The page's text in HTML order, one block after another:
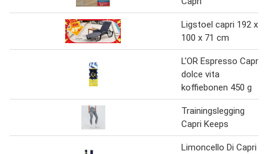
Ligstoel capri 192 x
100 x 71 cm
L'OR Espresso Capri
dolce vita
koffiebonen 450 g
Trainingslegging
Capri Keeps
Limoncello Di Capri